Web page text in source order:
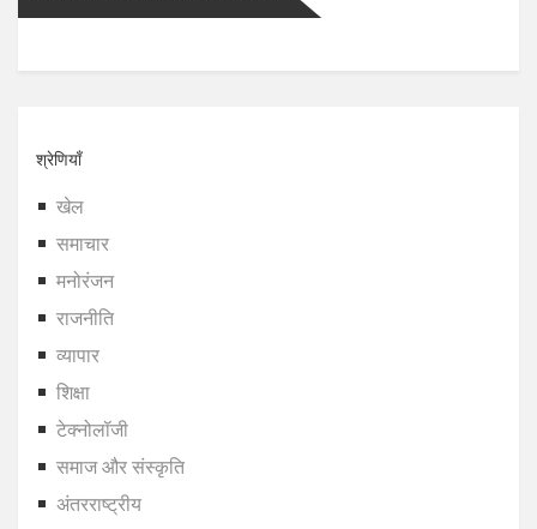
श्रेणियाँ
खेल
समाचार
मनोरंजन
राजनीति
व्यापार
शिक्षा
टेक्नोलॉजी
समाज और संस्कृति
अंतरराष्ट्रीय